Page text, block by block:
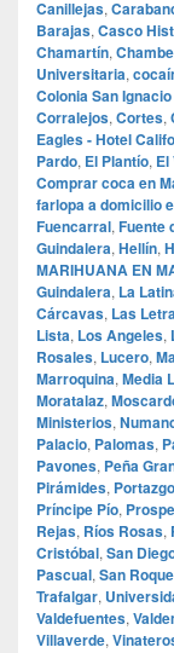
Canillejas,
Barajas, Casco
Chamartín,
Universitaria,
Colonia San
Corralejos, Cortes,
Eagles - Hotel
Pardo, El Plantío, El
Comprar coca en
farlopa a domicilio
Fuencarral, Fuente
Guindalera, Hellín,
MARIHUANA EN
Guindalera, La
Cárcavas, Las
Lista, Los Angeles,
Rosales, Lucero,
Marroquina, Media
Moratalaz,
Ministerios,
Palacio, Palomas,
Pavones, Peña
Pirámides, Portazgo
Príncipe Pío,
Rejas, Ríos Rosas,
Cristóbal, San
Pascual, San Roque
Trafalgar,
Valdefuentes,
Villaverde,